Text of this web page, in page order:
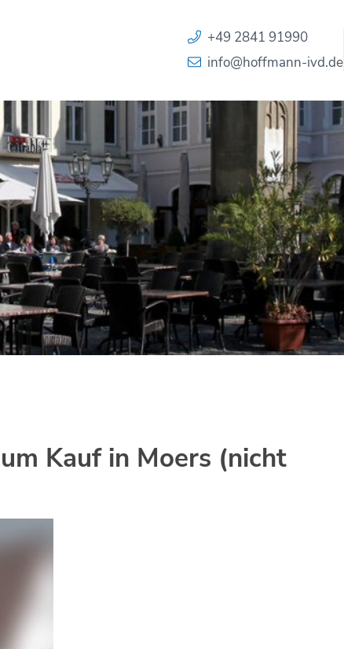
+49 2841 91990
info@hoffmann-ivd.de
Kauf in Moers (nicht